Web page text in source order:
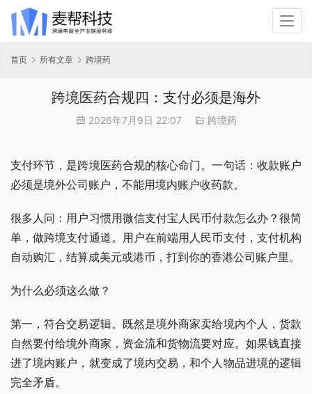
首页 所有文章 跨境药
跨境医药合规四：支付必须是海外
2026年7月9日 22:07 跨境药
支付环节，是跨境医药合规的核心命门。一句话：收款账户
必须是境外公司账户，不能用境内账户收药款。
很多人问：用户习惯用微信支付宝人民币付款怎么办？很简
单，做跨境支付通道。用户在前端用人民币支付，支付机构
自动购汇，结算成美元或港币，打到你的香港公司账户里。
为什么必须这么做？
第一，符合交易逻辑。既然是境外商家卖给境内个人，货款
自然要付给境外商家，资金流和货物流要对应。如果钱直接
进了境内账户，就变成了境内交易，和个人物品进境的逻辑
完全矛盾。